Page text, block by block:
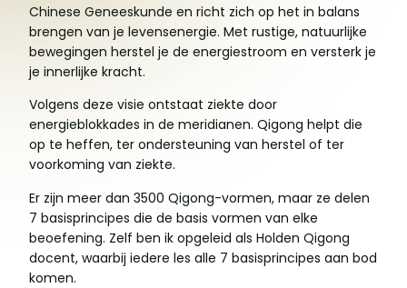
Chinese Geneeskunde en richt zich op het in balans
brengen van je levensenergie. Met rustige, natuurlijke
bewegingen herstel je de energiestroom en versterk je
je innerlijke kracht.
Volgens deze visie ontstaat ziekte door
energieblokkades in de meridianen. Qigong helpt die
op te heffen, ter ondersteuning van herstel of ter
voorkoming van ziekte.
Er zijn meer dan 3500 Qigong-vormen, maar ze delen
7 basisprincipes die de basis vormen van elke
beoefening. Zelf ben ik opgeleid als Holden Qigong
docent, waarbij iedere les alle 7 basisprincipes aan bod
komen.